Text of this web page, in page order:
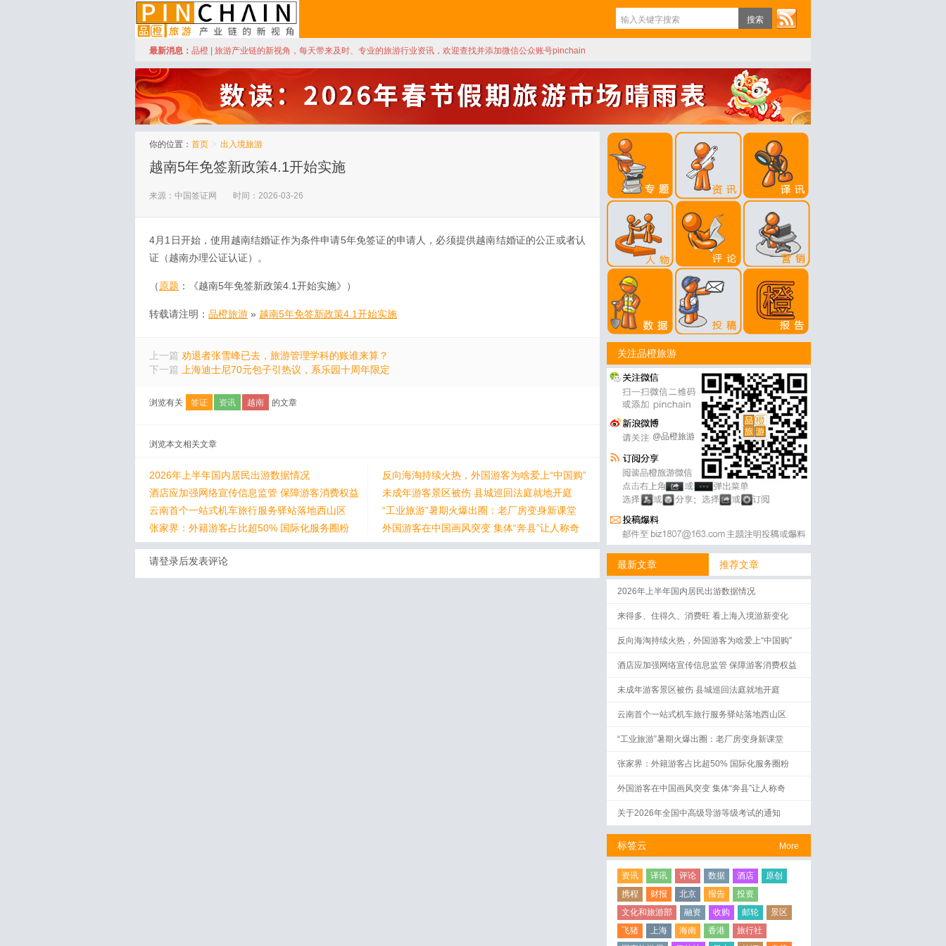
品橙旅游
最新消息： 品橙 | 旅游产业链的新视角，每天带来及时、专业的旅游行业资讯，欢迎查找并添加微信公众账号pinchain
你的位置： 首页 > 出入境旅游
越南5年免签新政策4.1开始实施
来源：中国签证网 时间：2026-03-26
4月1日开始，使用越南结婚证作为条件申请5年免签证的申请人，必须提供越南结婚证的公正或者认
证（越南办理公证认证）。
（ 原题 ：《越南5年免签新政策4.1开始实施》）
转载请注明： 品橙旅游 » 越南5年免签新政策4.1开始实施
上一篇 劝退者张雪峰已去，旅游管理学科的账谁来算？
下一篇
上海迪士尼70元包子引热议，系乐园十周年限定
浏览有关 签证 资讯 越南 的文章
浏览本文相关文章
2026年上半年国内居民出游数据情况
反向海淘持续火热，外国游客为啥爱上“中国购”
酒店应加强网络宣传信息监管 保障游客消费权益
未成年游客景区被伤 县城巡回法庭就地开庭
云南首个一站式机车旅行服务驿站落地西山区
“工业旅游”暑期火爆出圈：老厂房变身新课堂
张家界：外籍游客占比超50% 国际化服务圈粉
外国游客在中国画风突变 集体“奔县”让人称奇
请登录后发表评论
关注品橙旅游
@品橙旅游
最新文章 推荐文章
2026年上半年国内居民出游数据情况
来得多、住得久、消费旺 看上海入境游新变化
反向海淘持续火热，外国游客为啥爱上“中国购”
酒店应加强网络宣传信息监管 保障游客消费权益
未成年游客景区被伤 县城巡回法庭就地开庭
云南首个一站式机车旅行服务驿站落地西山区
“工业旅游”暑期火爆出圈：老厂房变身新课堂
张家界：外籍游客占比超50% 国际化服务圈粉
外国游客在中国画风突变 集体“奔县”让人称奇
关于2026年全国中高级导游等级考试的通知
More
标签云
资讯 译讯 评论 数据 酒店
原创
携程
财报 北京 报告
投资
文化和旅游部
融资 收购 邮轮
景区
飞猪
上海 海南 香港
旅行社